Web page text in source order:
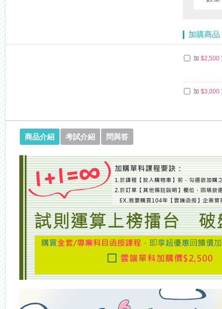
加購商品
加 $2,500
加 $3,000
商品介紹 考試介紹 問與答